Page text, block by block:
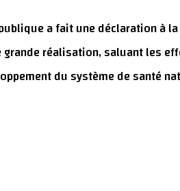
a fait une déclaration à
réalisation, saluant les
du système de santé